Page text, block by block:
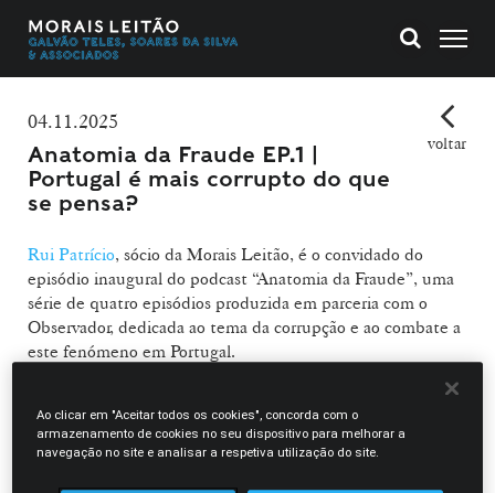
04.11.2025
Anatomia da Fraude EP.1 |
Portugal é mais corrupto do que
se pensa?
voltar
Rui Patrício, sócio da Morais Leitão, é o convidado do
episódio inaugural do podcast “Anatomia da Fraude”, uma
série de quatro episódios produzida em parceria com o
Observador, dedicada ao tema da corrupção e ao combate a
este fenómeno em Portugal.
Neste primeiro episódio, intitulado “O retrato da corrupção
em Portugal”, Rui Patrício analisa o estado atual da
corrupção no país e reflete sobre a eficácia da arquitetura
Ao clicar em "Aceitar todos os cookies", concorda com o
armazenamento de cookies no seu dispositivo para melhorar a
navegação no site e analisar a respetiva utilização do site.